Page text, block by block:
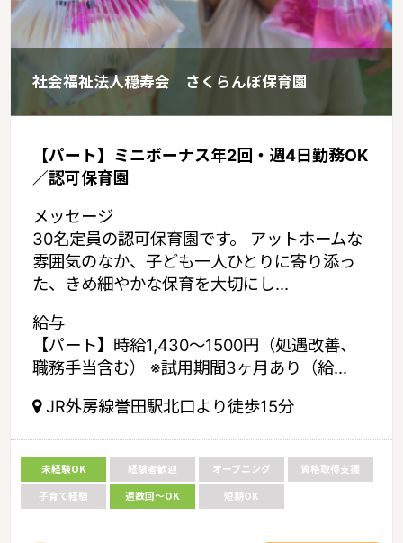
社会福祉法人穏寿会 さくらんぼ保育園
【パート】ミニボーナス年2回・週4日勤務OK
／認可保育園
メッセージ
30名定員の認可保育園です。 アットホームな
雰囲気のなか、子ども一人ひとりに寄り添っ
た、きめ細やかな保育を大切にし...
給与
【パート】時給1,430～1500円（処遇改善、
職務手当含む） ※試用期間3ヶ月あり（給...
JR外房線誉田駅北口より徒歩15分
未経験OK 経験者歓迎 オープニング 資格取得支援
子育て経験 週数回～OK 短期OK